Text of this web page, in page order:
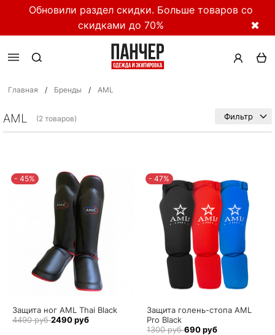
Обновили раздел скидки. Больше товаров со
скидками до 70%
✖
Главная / Бренды / AML
AML (2 товаров) Фильтр
- 45%
Защита ног AML Thai Black
4490 руб2490 руб
- 47%
Защита голень-стопа AML
Pro Black
1300 руб690 руб